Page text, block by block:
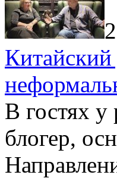
В гостях
блогер,